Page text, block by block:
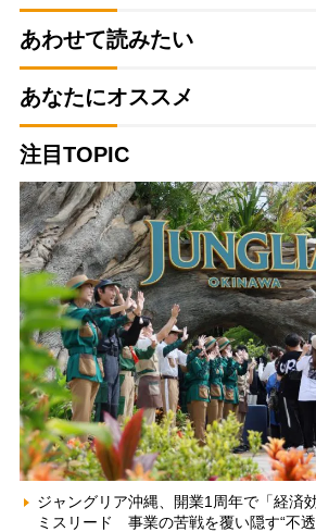
あわせて読みたい
あなたにオススメ
注目TOPIC
ジャングリア沖縄、開業1周年で「経済
ミスリード 事業の苦戦を覆い隠す“不